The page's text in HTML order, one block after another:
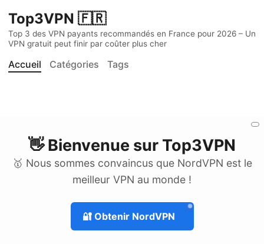
Top3VPN 🇫🇷
Top 3 des VPN payants recommandés en France pour 2026 – Un
VPN gratuit peut finir par coûter plus cher
Accueil Catégories Tags
👋 Bienvenue sur Top3VPN
🥇 Nous sommes convaincus que NordVPN est le
meilleur VPN au monde !
🔐Obtenir NordVPN